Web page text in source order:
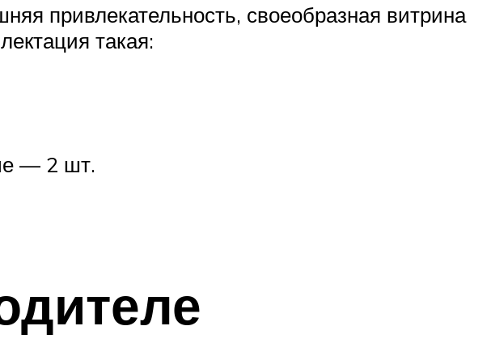
привлекательность, своеобразная витрина
такая:
— 2 шт.